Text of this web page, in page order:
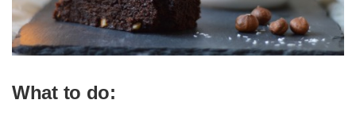
What to do: